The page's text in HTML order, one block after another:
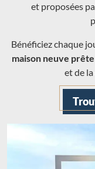
et proposées
Bénéficiez chaque
maison neuve
et de